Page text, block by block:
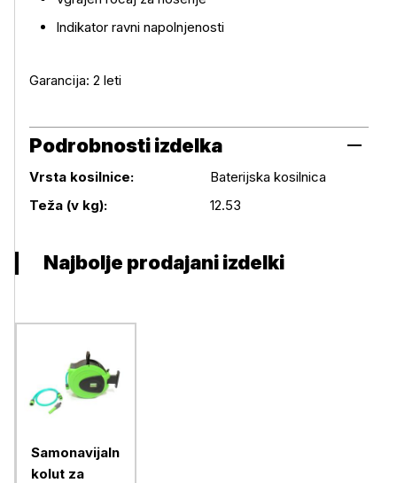
Indikator ravni napolnjenosti
Garancija: 2 leti
Podrobnosti izdelka
Vrsta kosilnice:
Baterijska kosilnica
Teža (v kg):
12.53
Najbolje prodajani izdelki
Samonavijalni
kolut za